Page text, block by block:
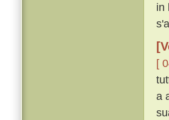
in
[
a